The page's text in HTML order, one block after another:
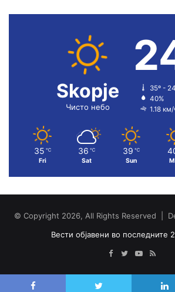
Skopje
Чисто небо
35º -
40%
1.18 км/
35 ℃
Fri
36 ℃
Sat
39 ℃
Sun
© Copyright 2026, All Rights Reserved |
Вести објавени во последните
Facebook
TwitterYouTube
RSS